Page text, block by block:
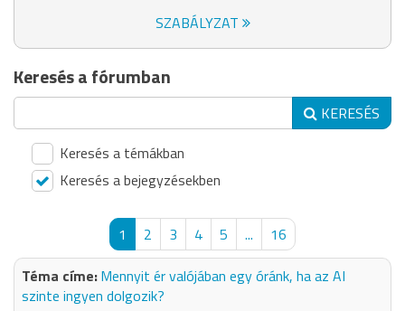
SZABÁLYZAT
Keresés a fórumban
KERESÉS
Keresés a témákban
Keresés a bejegyzésekben
1 2 3 4 5 ...
16
Mennyit ér valójában egy óránk, ha az AI
szinte ingyen dolgozik?